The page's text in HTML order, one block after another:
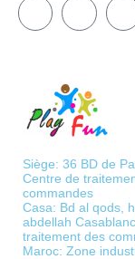
Siège: 36 BD de
Centre de
commandes
Casa: Bd al qods,
abdellah
traitement des
Maroc: Zone